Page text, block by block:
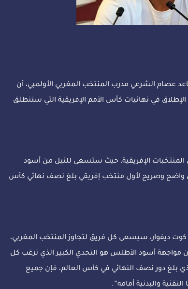
عصام الشرعي مدرب المنتخب المغربي الأولمبي، أن
في نهائيات كأس الأمم الإفريقية التي ستنطلق
المنتخبات الإفريقية، حيث ستسعى للنيل من أسود
واضح وصريح لأول منتخب إفريقي بلغ نصف نهائي كأس
ديفوار، سيسعى كل فريق لتجاوز المنتخب المغربي،
مواجهة أسود الأطلس هو التحدي الكبير الذي ترغب كل
بلغ دور نصف النهائي في كأس العالم، فإن جميع
والبدنية أمامه”.